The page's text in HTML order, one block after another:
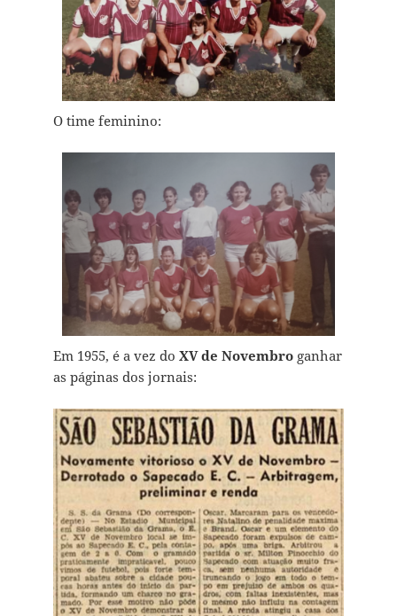
O time feminino:
Em 1955, é a vez do XV de Novembroganhar
as páginas dos jornais: